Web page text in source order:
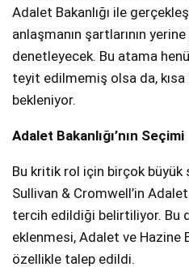
Adalet Bakanlığı ile
anlaşmanın şartlarının
denetleyecek. Bu atama
teyit edilmemiş olsa da,
bekleniyor.
Adalet Bakanlığı’nın Seçimi
Bu kritik rol için birçok
Sullivan & Cromwell’in Adalet
tercih edildiği belirtiliyor. Bu
eklenmesi, Adalet ve Hazine
özellikle talep edildi.